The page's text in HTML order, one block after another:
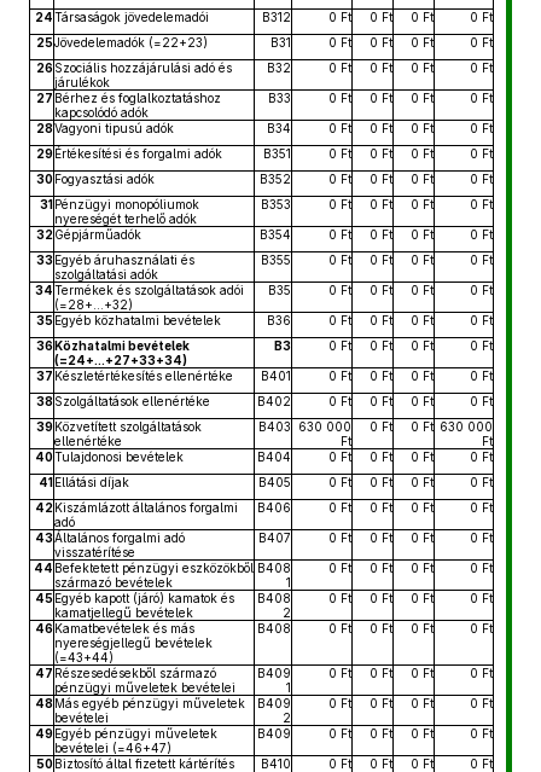
24Társaságok jövedelemadói B312 0 Ft 0 Ft 0 Ft
0 Ft
25Jövedelemadók (=22+23) B31 0 Ft 0 Ft 0 Ft
0 Ft
26Szociális hozzájárulási adó és
járulékok
B32 0 Ft 0 Ft 0 Ft 0 Ft
27 Bérhez és foglalkoztatáshoz
kapcsolódó adók
B33 0 Ft 0 Ft 0 Ft 0 Ft
28Vagyoni tipusú adók B34 0 Ft 0 Ft 0 Ft
0 Ft
29Értékesítési és forgalmi adók B351 0 Ft 0 Ft 0 Ft
0 Ft
30 Fogyasztási adók B352 0 Ft 0 Ft 0 Ft
0 Ft
31Pénzügyi monopóliumok
nyereségét terhelő adók
B353 0 Ft 0 Ft 0 Ft 0 Ft
32Gépjárműadók B354 0 Ft 0 Ft 0 Ft
0 Ft
33Egyéb áruhasználati és
szolgáltatási adók
B355 0 Ft 0 Ft 0 Ft 0 Ft
34Termékek és szolgáltatások adói
(=28+...+32)
B35 0 Ft 0 Ft 0 Ft 0 Ft
35Egyéb közhatalmi bevételek B36 0 Ft 0 Ft 0 Ft
0 Ft
36Közhatalmi bevételek
(=24+...+27+33+34)
B3 0 Ft 0 Ft 0 Ft 0 Ft
37 Készletértékesítés ellenértéke B401 0 Ft 0 Ft 0 Ft
0 Ft
38Szolgáltatások ellenértéke B402 0 Ft 0 Ft 0 Ft
0 Ft
39Közvetített szolgáltatások
ellenértéke
B403
630 000
Ft
0 Ft 0 Ft 630 000
Ft
40Tulajdonosi bevételek B404 0 Ft 0 Ft 0 Ft
0 Ft
41Ellátási díjak B405 0 Ft 0 Ft 0 Ft
0 Ft
42Kiszámlázott általános forgalmi
adó
B406 0 Ft 0 Ft 0 Ft 0 Ft
43Általános forgalmi adó
visszatérítése
B407 0 Ft 0 Ft 0 Ft 0 Ft
44 Befektetett pénzügyi eszközökből
származó bevételek
B408
1
0 Ft 0 Ft 0 Ft 0 Ft
45Egyéb kapott (járó) kamatok és
kamatjellegű bevételek
B408
2
0 Ft 0 Ft 0 Ft 0 Ft
46Kamatbevételek és más
nyereségjellegű bevételek
(=43+44)
B408 0 Ft 0 Ft 0 Ft 0 Ft
47 Részesedésekből származó
pénzügyi műveletek bevételei
B409
1
0 Ft 0 Ft 0 Ft 0 Ft
48Más egyéb pénzügyi műveletek
bevételei
B409
2
0 Ft 0 Ft 0 Ft 0 Ft
49Egyéb pénzügyi műveletek
bevételei (=46+47)
B409 0 Ft 0 Ft 0 Ft 0 Ft
50 Biztosító által fizetett kártérítés B410 0 Ft 0 Ft 0 Ft
0 Ft